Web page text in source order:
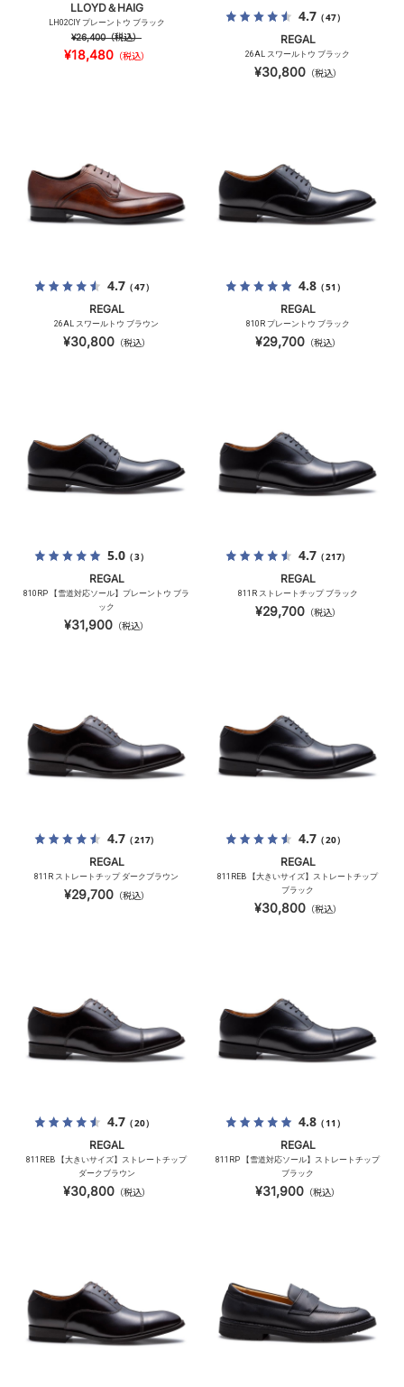
LLOYD＆HAIG
LH02CIY プレーントウ ブラック
¥26,400（税込）
¥18,480（税込）
4.7（47）
REGAL
26AL スワールトウ ブラック
¥30,800（税込）
4.7（47）
REGAL
26AL スワールトウ ブラウン
¥30,800（税込）
4.8（51）
REGAL
810R プレーントウ ブラック
¥29,700（税込）
5.0（3）
REGAL
810RP 【雪道対応ソール】プレーントウ ブラ
ック
¥31,900 （税込）
4.7（217）
REGAL
811R ストレートチップ ブラック
¥29,700（税込）
4.7（217）
REGAL
811R ストレートチップ ダークブラウン
¥29,700（税込）
4.7（20）
REGAL
811REB 【大きいサイズ】ストレートチップ
ブラック
¥30,800（税込）
4.7（20）
REGAL
811REB 【大きいサイズ】ストレートチップ
ダークブラウン
¥30,800（税込）
4.8（11）
REGAL
811RP 【雪道対応ソール】ストレートチップ
ブラック
¥31,900 （税込）